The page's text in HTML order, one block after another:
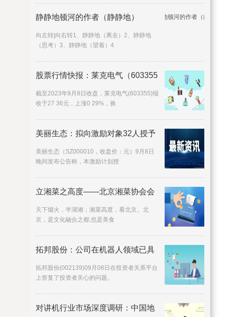
静静地顿河的作者（静静地）
向左转|向右转1、静静地（离去）2、静静地
（思考）3、静静地（望着）4
股票行情快报：莱克电气（603355
截至2023年9月8日收盘，莱克电气(603355)报
收于27 36元，上涨0 29%，换
美丽生态：拟向激励对象32人授予
美丽生态（SZ000010，收盘价：元）9月8日
晚间发布公告称，本激励计划授
立湘菜之高度——北京湘菜协会会
天下烟火，半湖湘；湘菜高度，看北京。北
京，是文化融合之都,也是美食
拓邦股份：公司在机器人领域已具
拓邦股份(002139)09月08日在投资者关系平台
上答复了投资者关心的问题。
对讲机行业市场深度调研：中国地